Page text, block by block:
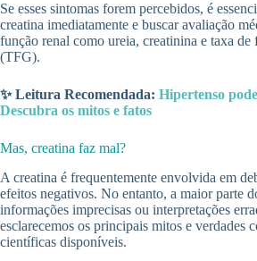
Se esses sintomas forem percebidos, é
creatina imediatamente e buscar avaliação
função renal como ureia, creatinina e taxa
(TFG).
✨ Leitura Recomendada: Hipertenso
Descubra os mitos e fatos
Mas, creatina faz mal?
A creatina é frequentemente envolvida em
efeitos negativos. No entanto, a maior parte
informações imprecisas ou interpretações
esclarecemos os principais mitos e verdades
científicas disponíveis.